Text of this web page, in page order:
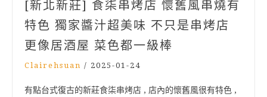
[新北新莊] 食柒串烤店 懷舊風串燒有
特色 獨家醬汁超美味 不只是串烤店
更像居酒屋 菜色都一級棒
Clairehsuan / 2025-01-24
有點台式復古的新莊食柒串烤店 , 店內的懷舊風很有特色 ,